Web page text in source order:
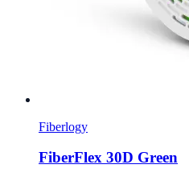
Fiberlogy
FiberFlex 30D Green